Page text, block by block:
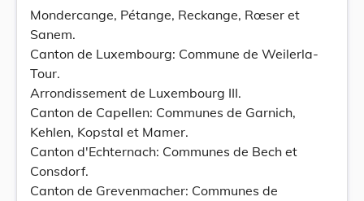
Mondercange, Pétange, Reckange, Rœser et
Sanem.
Canton de Luxembourg: Commune de Weilerla-
Tour.
Arrondissement de Luxembourg III.
Canton de Capellen: Communes de Garnich,
Kehlen, Kopstal et Mamer.
Canton d'Echternach: Communes de Bech et
Consdorf.
Canton de Grevenmacher: Communes de